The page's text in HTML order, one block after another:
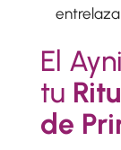
El
tu
de